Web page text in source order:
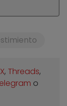
X, Threads,
o